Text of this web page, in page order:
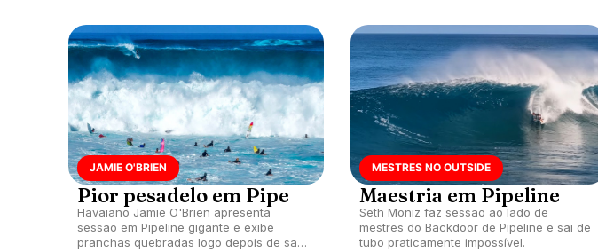
JAMIE O'BRIEN
Pior pesadelo em Pipe
Havaiano Jamie O'Brien apresenta
sessão em Pipeline gigante e exibe
pranchas quebradas logo depois de sair
MESTRES NO OUTSIDE
Maestria em Pipeline
Seth Moniz faz sessão ao lado de
mestres do Backdoor de Pipeline e sai de
tubo praticamente impossível.